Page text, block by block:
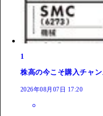
1
株高の今こそ購入チャ
2026年08月07日 17:20